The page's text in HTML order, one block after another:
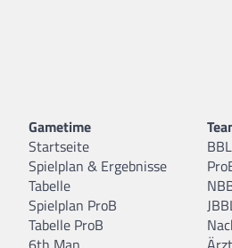
Gametime
Startseite
Spielplan & Ergebnisse
Tabelle
Spielplan ProB
Tabelle ProB
BBL